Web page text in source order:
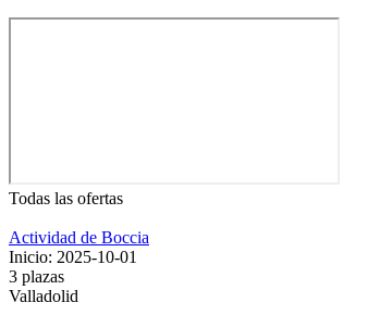
Todas las ofertas
Actividad de Boccia
Inicio: 2025-10-01
3 plazas
Valladolid